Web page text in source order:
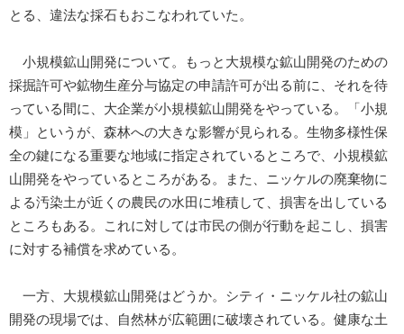
とる、違法な採石もおこなわれていた。
小規模鉱山開発について。もっと大規模な鉱山開発のための
採掘許可や鉱物生産分与協定の申請許可が出る前に、それを待
っている間に、大企業が小規模鉱山開発をやっている。「小規
模」というが、森林への大きな影響が見られる。生物多様性保
全の鍵になる重要な地域に指定されているところで、小規模鉱
山開発をやっているところがある。また、ニッケルの廃棄物に
よる汚染土が近くの農民の水田に堆積して、損害を出している
ところもある。これに対しては市民の側が行動を起こし、損害
に対する補償を求めている。
一方、大規模鉱山開発はどうか。シティ・ニッケル社の鉱山
開発の現場では、自然林が広範囲に破壊されている。健康な土